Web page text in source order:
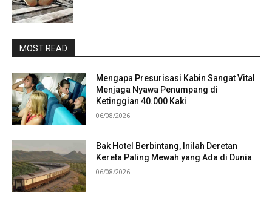
MOST READ
Mengapa Presurisasi Kabin Sangat Vital
Menjaga Nyawa Penumpang di
Ketinggian 40.000 Kaki
06/08/2026
Bak Hotel Berbintang, Inilah Deretan
Kereta Paling Mewah yang Ada di Dunia
06/08/2026